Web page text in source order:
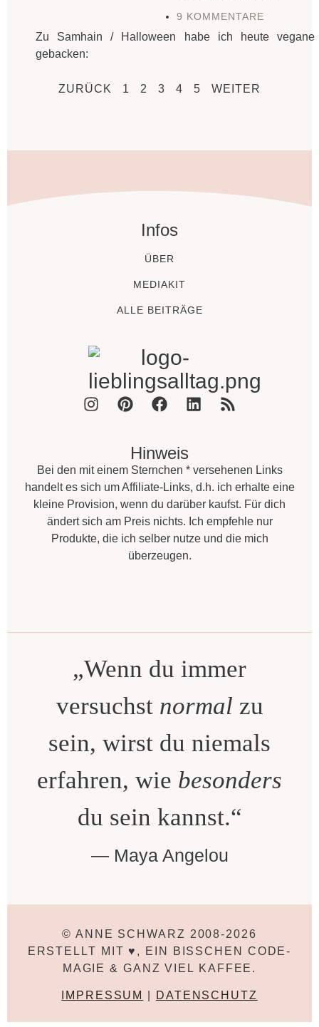
9 KOMMENTARE
Zu Samhain / Halloween habe ich heute vegane
gebacken:
ZURÜCK 1 2 3 4 5 WEITER
Infos
ÜBER
MEDIAKIT
ALLE BEITRÄGE
Hinweis
Bei den mit einem Sternchen * versehenen Links
handelt es sich um Affiliate-Links, d.h. ich erhalte eine
kleine Provision, wenn du darüber kaufst. Für dich
ändert sich am Preis nichts. Ich empfehle nur
Produkte, die ich selber nutze und die mich
überzeugen.
„Wenn du immer
versuchst normal zu
sein, wirst du niemals
erfahren, wie besonders
du sein kannst.“
Maya Angelou
© ANNE SCHWARZ 2008-2026
ERSTELLT MIT ♥, EIN BISSCHEN CODE-
MAGIE & GANZ VIEL KAFFEE.
IMPRESSUM DATENSCHUTZ